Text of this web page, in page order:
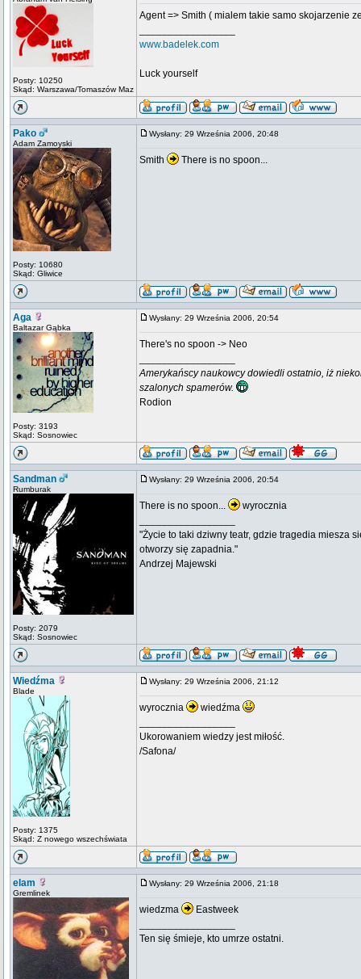
Posty: 10250
Skąd: Warszawa/Tomaszów Maz
Agent => Smith ( mialem takie samo skojarzenie
www.badelek.com
Luck yourself
Pako
Adam Zamoyski
Posty: 10680
Skąd: Gliwice
Wysłany: 29 Września 2006, 20:48
Smith There is no spoon...
Aga
Baltazar Gąbka
Posty: 3193
Skąd: Sosnowiec
Wysłany: 29 Września 2006, 20:54
There's no spoon -> Neo
Amerykańscy naukowcy dowiedli ostatnio, iż
szalonych spamerów.
Rodion
Sandman
Rumburak
Posty: 2079
Skąd: Sosnowiec
Wysłany: 29 Września 2006, 20:54
There is no spoon...
wyrocznia
"Życie to taki dziwny teatr, gdzie tragedia miesza
otworzy się zapadnia."
Andrzej Majewski
Wiedźma
Blade
Posty: 1375
Skąd: Z nowego wszechświata
Wysłany: 29 Września 2006, 21:12
wyrocznia
wiedźma
Ukorowaniem wiedzy jest miłość.
/Safona/
elam
Gremlinek
Wysłany: 29 Września 2006, 21:18
wiedzma
Eastweek
Ten się śmieje, kto umrze ostatni.